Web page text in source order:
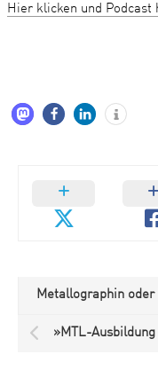
Hier klicken und Podcast